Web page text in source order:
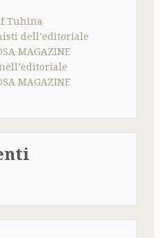
Tuhina
dell’editoriale
MAGAZINE
MAGAZINE